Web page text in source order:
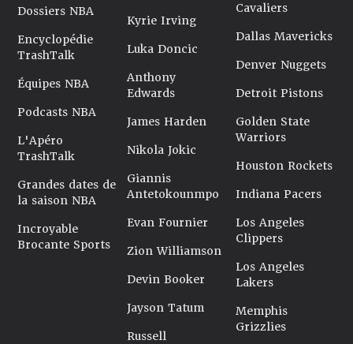
Dossiers NBA
Encyclopédie
TrashTalk
Équipes NBA
Podcasts NBA
L'Apéro
TrashTalk
Grandes dates de
la saison NBA
Incroyable
Brocante Sports
Kyrie Irving
Luka Doncic
Anthony
Edwards
James Harden
Nikola Jokic
Giannis
Antetokounmpo
Evan Fournier
Zion Williamson
Devin Booker
Jayson Tatum
Russell
Cavaliers
Dallas Mavericks
Denver Nuggets
Detroit Pistons
Golden State
Warriors
Houston Rockets
Indiana Pacers
Los Angeles
Clippers
Los Angeles
Lakers
Memphis
Grizzlies